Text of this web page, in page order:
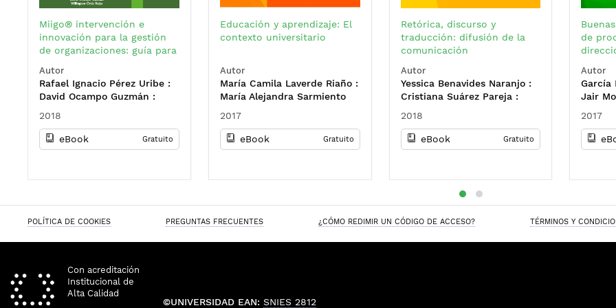
Miigo® intervención e
innovación para la gestión
de organizaciones: guía para
vigilancia del entorno
económico
Autor
Rafael Ignacio Pérez Uribe :
David Ocampo Guzmán :
2018
eBook Gratuito
Educación y aprendizaje: El
contexto universitario
Autor
María Camila Laverde Riaño :
María Alejandra Sarmiento
Pantoja
2017
eBook Gratuito
Retórica, discurso y
traducción: difusión de la
comunicación
Autor
Yessica Benavides Naranjo :
Cristiana Suárez Pareja :
: Paula Andrea Páez
Lancheros : María Alejandra
Rolón Buenhaber : Lina
2018
eBook Gratuito
de
Autor
García
Jair
Karen
2017
POLÍTICA DE COOKIES PREGUNTAS FRECUENTES ¿CÓMO REDIMIR UN CÓDIGO DE ACCESO? TÉRMINOS Y
Con acreditación
Institucional de
Alta Calidad
©UNIVERSIDAD EAN: SNIES 2812